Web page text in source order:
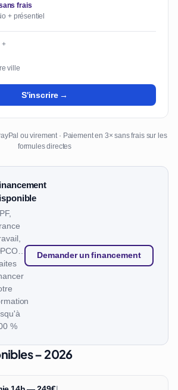
frais
+ présentiel
+
ville
S'inscrire →
ou virement · Paiement en 3× sans frais sur les
formules directes
%
Demander un financement
– 2026